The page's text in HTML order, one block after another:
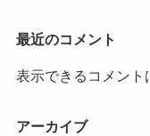
最近のコメント
表示できるコメント
アーカイブ